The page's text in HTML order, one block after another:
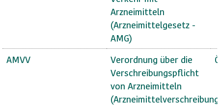
Arzneimitteln
(Arzneimittelgesetz -
AMG)
AMVV
Verordnung über die
Verschreibungspflicht
von Arzneimitteln